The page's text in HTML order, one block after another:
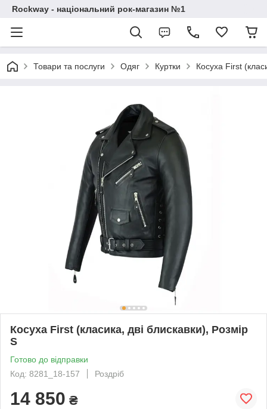
Rockway - національний рок-магазин №1
Товари та послуги Одяг Куртки Косуха First
Косуха First (класика, дві блискавки), Розмір
S
Готово до відправки
Код: 8281_18-157
Роздріб
14 850 ₴